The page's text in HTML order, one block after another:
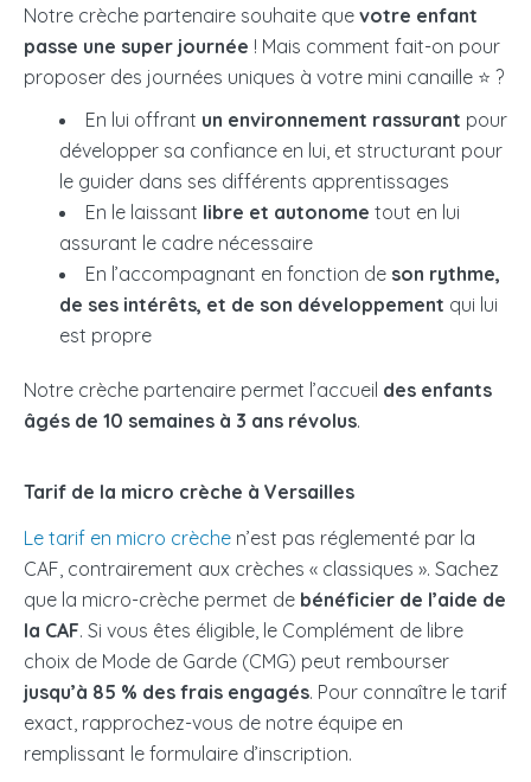
Notre crèche partenaire souhaite que votre enfant
passe une super journée ! Mais comment fait-on pour
proposer des journées uniques à votre mini canaille ⭐ ?
En lui offrant un environnement rassurant pour
développer sa confiance en lui, et structurant pour
le guider dans ses différents apprentissages
En le laissant libre et autonome tout en lui
assurant le cadre nécessaire
En l’accompagnant en fonction de son rythme,
de ses intérêts, et de son développement qui lui
est propre
Notre crèche partenaire permet l’accueil des enfants
âgés de 10 semaines à 3 ans révolus.
Tarif de la micro crèche à Versailles
Le tarif en micro crèche n’est pas réglementé par la
CAF, contrairement aux crèches « classiques ». Sachez
que la micro-crèche permet de bénéficier de l’aide de
la CAF. Si vous êtes éligible, le Complément de libre
choix de Mode de Garde (CMG) peut rembourser
jusqu’à 85 % des frais engagés. Pour connaître le tarif
exact, rapprochez-vous de notre équipe en
remplissant le formulaire d’inscription.